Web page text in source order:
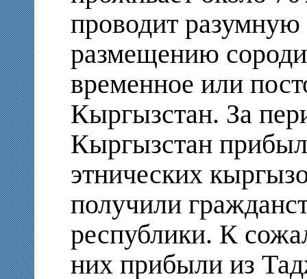
проводит
размещению
временное или
Кыргызстан. За
Кыргызстан
этнических
получили
республики. К
них прибыли из